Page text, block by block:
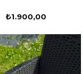
₺1.900,00